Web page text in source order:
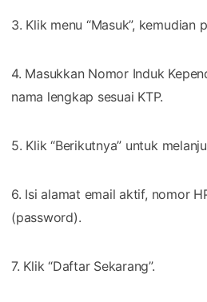
3. Klik menu “Masuk”, kemudian
4. Masukkan Nomor Induk
nama lengkap sesuai KTP.
5. Klik “Berikutnya” untuk
6. Isi alamat email aktif, nomor
(password).
7. Klik “Daftar Sekarang”.